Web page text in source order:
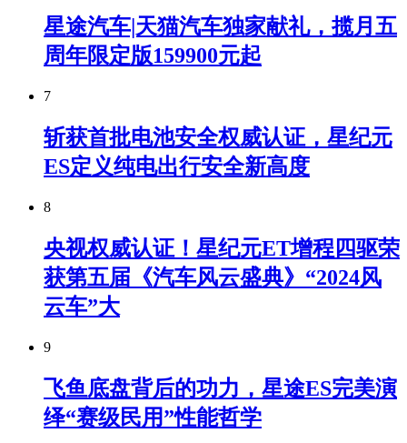
星途汽车|天猫汽车独家献礼，揽月五
周年限定版159900元起
7
斩获首批电池安全权威认证，星纪元
ES定义纯电出行安全新高度
8
央视权威认证！星纪元ET增程四驱荣
获第五届《汽车风云盛典》“2024风
云车”大
9
飞鱼底盘背后的功力，星途ES完美演
绎“赛级民用”性能哲学